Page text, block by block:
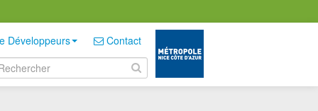
Développeurs Contact